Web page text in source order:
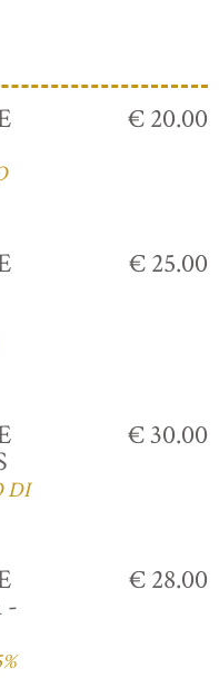
€ 20.00
€ 25.00
DI
€ 30.00
-
€ 28.00